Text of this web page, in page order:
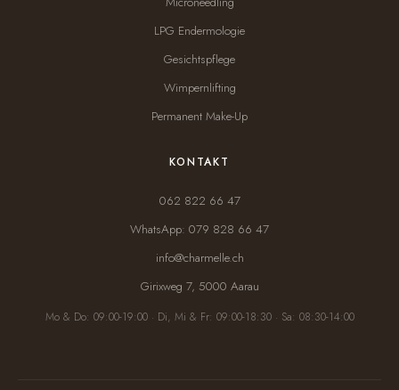
LPG Endermologie
Gesichtspflege
Wimpernlifting
Permanent Make-Up
KONTAKT
062 822 66 47
WhatsApp: 079 828 66 47
info@charmelle.ch
Girixweg 7, 5000 Aarau
Mo & Do: 09:00-19:00 · Di, Mi & Fr: 09:00-18:30 · Sa: 08:30-14:00